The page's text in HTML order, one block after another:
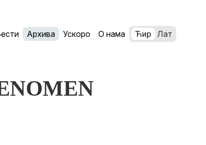
Архива Ускоро О нама Ћир Лат